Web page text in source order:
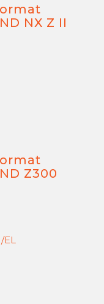
NX Z II
Z300
EL